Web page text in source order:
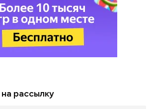
рассылку